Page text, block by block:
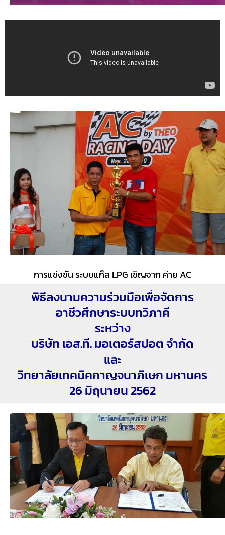
การแข่งขัน ระบบแก๊ส LPG เชิญจาก ค่าย AC
พิธีลงนามความร่วมมือเพื่อจัดการ
อาชีวศึกษาระบบทวิภาคี
ระหว่าง
บริษัท เอส.ที. มอเตอร์สปอต จำกัด
และ
วิทยาลัยเทคนิคกาญจนาภิเษก มหานคร
26 มิถุนายน 2562